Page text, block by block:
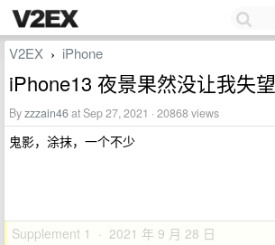
V2EX › iPhone
iPhone13 夜景果然没让我失望
Byzzzain46at Sep 27, 2021 · 20868 views
鬼影，涂抹，一个不少
Supplement 1 · 2021 年 9 月 28 日